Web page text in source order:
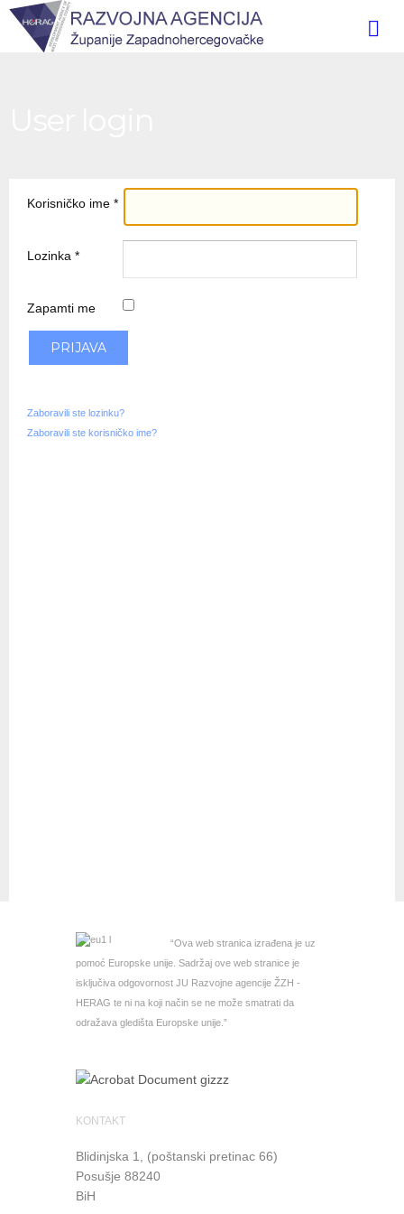
Korisničko ime *
Lozinka *
Zapamti me
PRIJAVA
Zaboravili ste lozinku?
Zaboravili ste korisničko ime?
“Ova web stranica izrađena je uz
pomoć Europske unije. Sadržaj ove web stranice je
isključiva odgovornost JU Razvojne agencije ŽZH -
HERAG te ni na koji način se ne može smatrati da
odražava gledišta Europske unije.”
KONTAKT
Blidinjska 1, (poštanski pretinac 66)
Posušje 88240
BiH